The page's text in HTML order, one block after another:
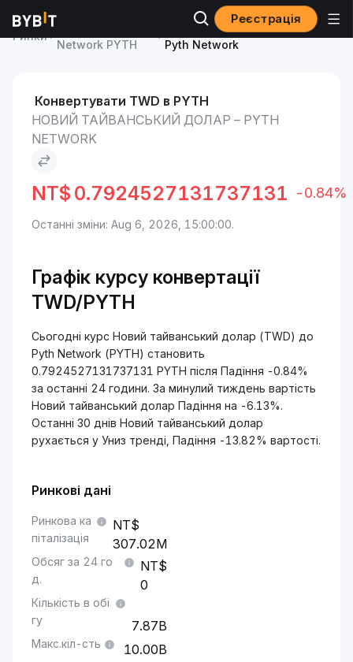
Реєстрація
Ринки
Network PYTH
Новий тайванський долар to
Pyth Network
Конвертувати TWD в PYTH
НОВИЙ ТАЙВАНСЬКИЙ ДОЛАР – PYTH
NETWORK
NT$ 0.7924527131737131 -0.84%
Останні зміни: Aug 6, 2026, 15:00:00.
Графік курсу конвертації
TWD/PYTH
Сьогодні курс Новий тайванський долар (TWD) до
Pyth Network (PYTH) становить
0.7924527131737131 PYTH після Падіння -0.84%
за останні 24 години. За минулий тиждень вартість
Новий тайванський долар Падіння на -6.13%.
Останні 30 днів Новий тайванський долар
рухається у Униз тренді, Падіння -13.82% вартості.
Ринкові дані
Ринкова ка
піталізація
307.02M
Обсяг за 24 го
д.
0
Кількість в обі
гу
7.87B
Макс.кіл-сть 10.00B